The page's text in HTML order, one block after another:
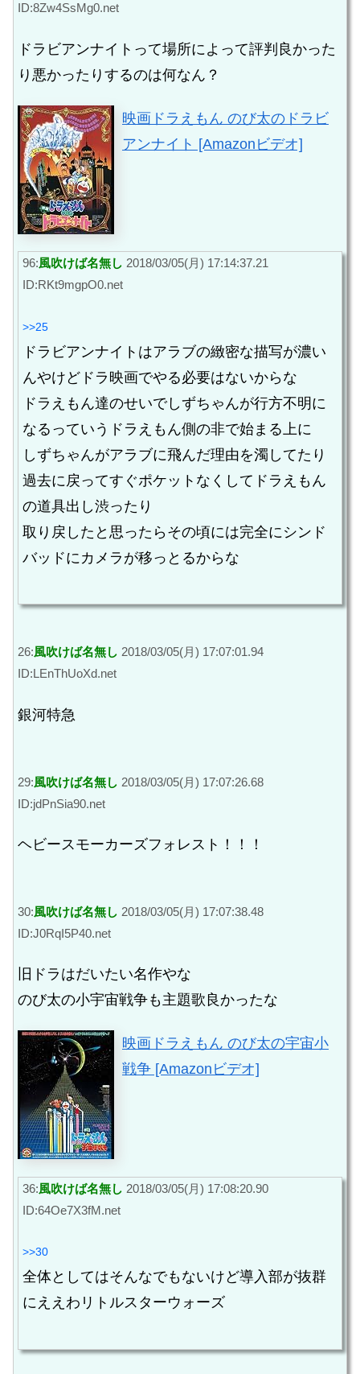
ID:8Zw4SsMg0.net
ドラビアンナイトって場所によって評判良かった
り悪かったりするのは何なん？
映画ドラえもん のび太のドラビ
アンナイト [Amazonビデオ]
96:風吹けば名無し 2018/03/05(月) 17:14:37.21
ID:RKt9mgpO0.net
>>25
ドラビアンナイトはアラブの緻密な描写が濃い
んやけどドラ映画でやる必要はないからな
ドラえもん達のせいでしずちゃんが行方不明に
なるっていうドラえもん側の非で始まる上に
しずちゃんがアラブに飛んだ理由を濁してたり
過去に戻ってすぐポケットなくしてドラえもん
の道具出し渋ったり
取り戻したと思ったらその頃には完全にシンド
バッドにカメラが移っとるからな
26:風吹けば名無し 2018/03/05(月) 17:07:01.94
ID:LEnThUoXd.net
銀河特急
29:風吹けば名無し 2018/03/05(月) 17:07:26.68
ID:jdPnSia90.net
ヘビースモーカーズフォレスト！！！
30:風吹けば名無し 2018/03/05(月) 17:07:38.48
ID:J0RqI5P40.net
旧ドラはだいたい名作やな
のび太の小宇宙戦争も主題歌良かったな
映画ドラえもん のび太の宇宙小
戦争 [Amazonビデオ]
36:風吹けば名無し 2018/03/05(月) 17:08:20.90
ID:64Oe7X3fM.net
>>30
全体としてはそんなでもないけど導入部が抜群
にええわリトルスターウォーズ